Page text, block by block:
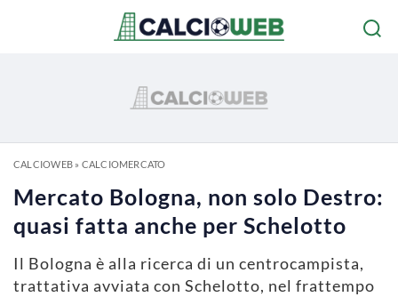
CALCIOWEB» CALCIOMERCATO
Mercato Bologna, non solo Destro:
quasi fatta anche per Schelotto
Il Bologna è alla ricerca di un centrocampista,
trattativa avviata con Schelotto, nel frattempo